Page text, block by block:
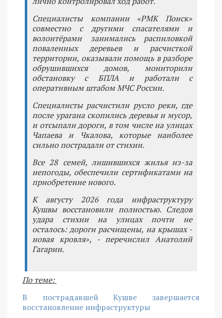
Специалисты компании «РМК Поиск»
совместно с другими спасателями и
волонтёрами занимались распиловкой
поваленных деревьев и расчисткой
территории, оказывали помощь в разборе
обрушившихся домов, мониторили
обстановку с БПЛА и работали с
оперативным штабом МЧС России.
Специалисты расчистили русло реки, где
после урагана скопились деревья и мусор,
и отсыпали дороги, в том числе на улицах
Чапаева и Чкалова, которые наиболее
сильно пострадали от стихии.
Все 28 семей, лишившихся жилья из-за
непогоды, обеспечили сертификатами на
приобретение нового.
К августу 2026 года инфраструктуру
Кушвы восстановили полностью. Следов
удара стихии на улицах почти не
осталось: дороги расчищены, на крышах -
новая кровля», - перечислил Анатолий
Гагарин.
По теме:
В пострадавшей Кушве завершается
восстановление инфраструктуры